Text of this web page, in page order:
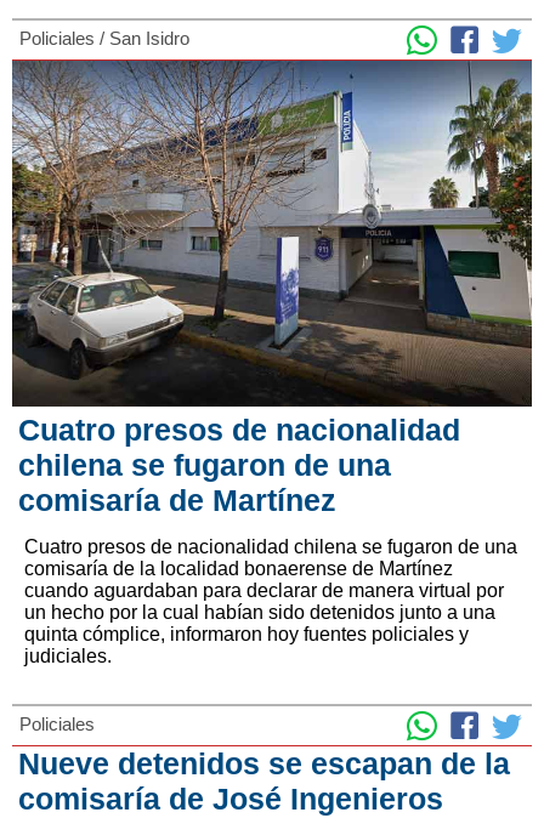
Policiales / San Isidro
Cuatro presos de nacionalidad
chilena se fugaron de una
comisaría de Martínez
Cuatro presos de nacionalidad chilena se fugaron de una
comisaría de la localidad bonaerense de Martínez
cuando aguardaban para declarar de manera virtual por
un hecho por la cual habían sido detenidos junto a una
quinta cómplice, informaron hoy fuentes policiales y
judiciales.
Policiales
Nueve detenidos se escapan de la
comisaría de José Ingenieros